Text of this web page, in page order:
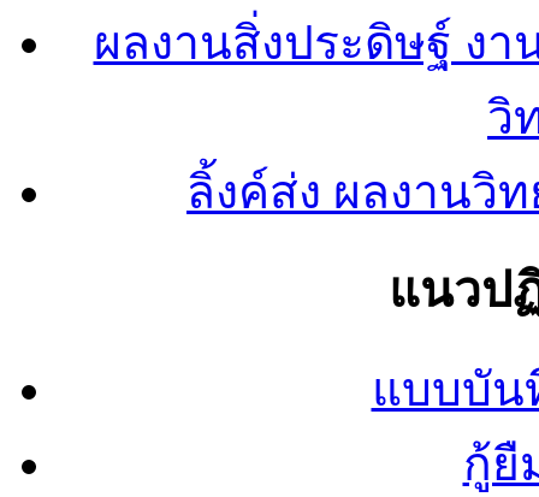
ผลงานสิ่งประดิษฐ์ งา
วิ
ลิ้งค์ส่ง ผลงานวิ
แนวป
แบบบัน
กู้ยื